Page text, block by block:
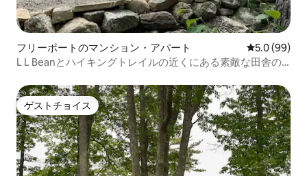
フリーポートのマンション・アパート レビュー99
5.0 (99)
L L Beanとハイキングトレイルの近くにある素敵な田舎の
ゲストチョイス
ゲストチョイス